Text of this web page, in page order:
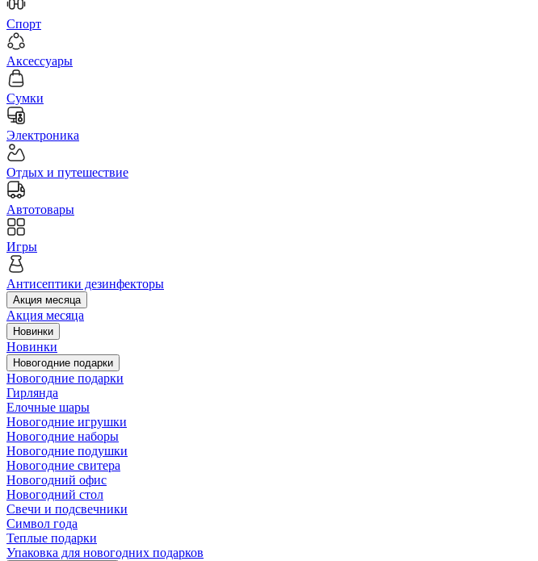
Спорт
Аксессуары
Сумки
Электроника
Отдых и путешествие
Автотовары
Игры
Антисептики дезинфекторы
Акция месяца
Акция месяца
Новинки
Новинки
Новогодние подарки
Новогодние подарки
Гирлянда
Елочные шары
Новогодние игрушки
Новогодние наборы
Новогодние подушки
Новогодние свитера
Новогодний офис
Новогодний стол
Свечи и подсвечники
Символ года
Теплые подарки
Упаковка для новогодних подарков